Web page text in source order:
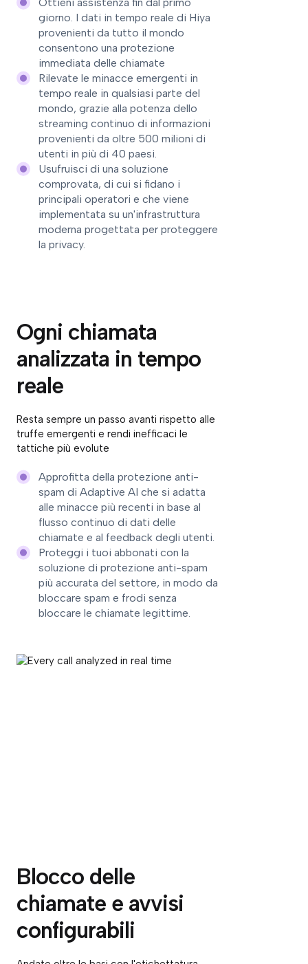
giorno. I dati in tempo reale di Hiya
provenienti da tutto il mondo
consentono una protezione
immediata delle chiamate
Rilevate le minacce emergenti in
tempo reale in qualsiasi parte del
mondo, grazie alla potenza dello
streaming continuo di informazioni
provenienti da oltre 500 milioni di
utenti in più di 40 paesi.
Usufruisci di una soluzione
comprovata, di cui si fidano i
principali operatori e che viene
implementata su un'infrastruttura
moderna progettata per proteggere
la privacy.
Ogni chiamata
analizzata in tempo
reale
Resta sempre un passo avanti rispetto alle
truffe emergenti e rendi inefficaci le
tattiche più evolute
Approfitta della protezione anti-
spam di Adaptive AI che si adatta
alle minacce più recenti in base al
flusso continuo di dati delle
chiamate e al feedback degli utenti.
Proteggi i tuoi abbonati con la
soluzione di protezione anti-spam
più accurata del settore, in modo da
bloccare spam e frodi senza
bloccare le chiamate legittime.
Blocco delle
chiamate e avvisi
configurabili